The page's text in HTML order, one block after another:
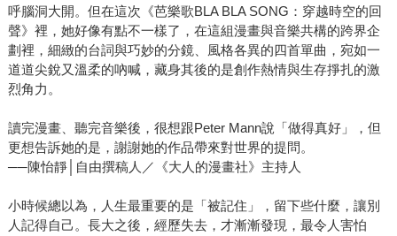
呼腦洞大開。但在這次《芭樂歌BLA BLA SONG：穿越時空的回
聲》裡，她好像有點不一樣了，在這組漫畫與音樂共構的跨界企
劃裡，細緻的台詞與巧妙的分鏡、風格各異的四首單曲，宛如一
道道尖銳又溫柔的吶喊，藏身其後的是創作熱情與生存掙扎的激
烈角力。
讀完漫畫、聽完音樂後，很想跟Peter Mann說「做得真好」，但
更想告訴她的是，謝謝她的作品帶來對世界的提問。
──陳怡靜│自由撰稿人／《大人的漫畫社》主持人
小時候總以為，人生最重要的是「被記住」，留下些什麼，讓別
人記得自己。長大之後，經歷失去，才漸漸發現，最令人害怕